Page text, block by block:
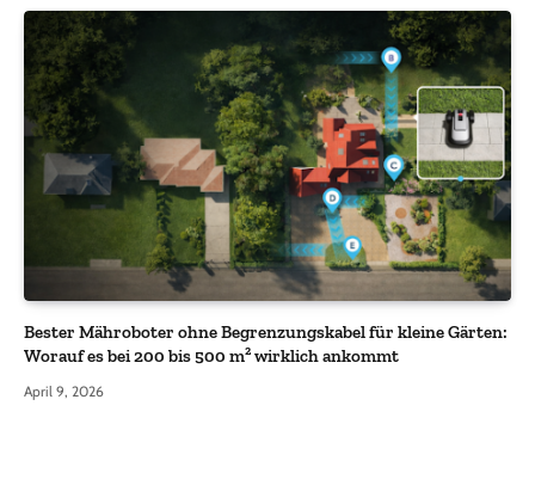
Bester Mähroboter ohne Begrenzungskabel für kleine Gärten:
Worauf es bei 200 bis 500 m² wirklich ankommt
April 9, 2026